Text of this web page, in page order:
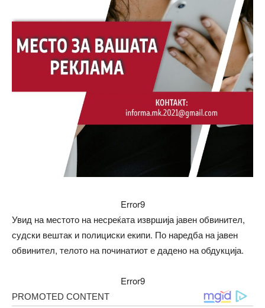
Error9
Увид на местото на несреќата извршија јавен обвинител,
судски вештак и полициски екипи. По наредба на јавен
обвинител, телото на починатиот е дадено на обдукција.
Error9